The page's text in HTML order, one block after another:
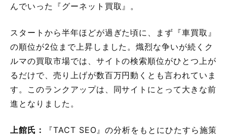
んでいった『グーネット買取』。
スタートから半年ほどが過ぎた頃に、まず『車買取』
の順位が2位まで上昇しました。熾烈な争いが続くク
ルマの買取市場では、サイトの検索順位がひとつ上が
るだけで、売り上げが数百万円動くとも言われていま
す。このランクアップは、同サイトにとって大きな前
進となりました。
上館氏：
『TACT SEO』の分析をもとにひたすら施策